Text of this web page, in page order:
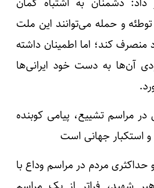
و حمله می‌توانند این ملت
منصرف کند؛ اما اطمینان داشته
آن‌ها به دست خود ایرانی‌ها
در مراسم تشییع، پیامی کوبنده
استکبار جهانی است
مردم در مراسم وداع با